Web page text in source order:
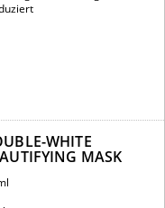
WHITE
MASK